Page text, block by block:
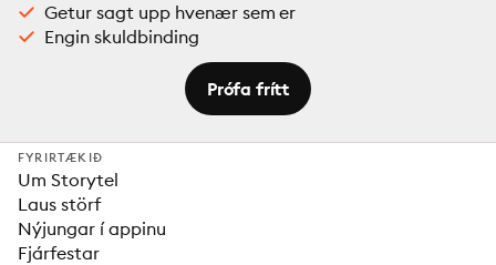
Getur sagt upp hvenær sem er
Engin skuldbinding
Prófa frítt
FYRIRTÆKIÐ
Um Storytel
Laus störf
Nýjungar í appinu
Fjárfestar